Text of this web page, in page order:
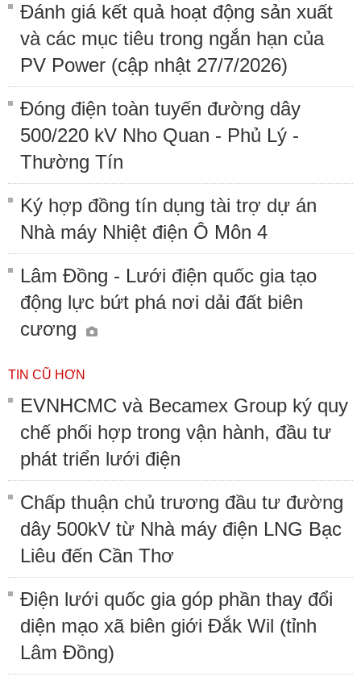
Đánh giá kết quả hoạt động sản xuất
và các mục tiêu trong ngắn hạn của
PV Power (cập nhật 27/7/2026)
Đóng điện toàn tuyến đường dây
500/220 kV Nho Quan - Phủ Lý -
Thường Tín
Ký hợp đồng tín dụng tài trợ dự án
Nhà máy Nhiệt điện Ô Môn 4
Lâm Đồng - Lưới điện quốc gia tạo
động lực bứt phá nơi dải đất biên
cương
TIN CŨ HƠN
EVNHCMC và Becamex Group ký quy
chế phối hợp trong vận hành, đầu tư
phát triển lưới điện
Chấp thuận chủ trương đầu tư đường
dây 500kV từ Nhà máy điện LNG Bạc
Liêu đến Cần Thơ
Điện lưới quốc gia góp phần thay đổi
diện mạo xã biên giới Đắk Wil (tỉnh
Lâm Đồng)